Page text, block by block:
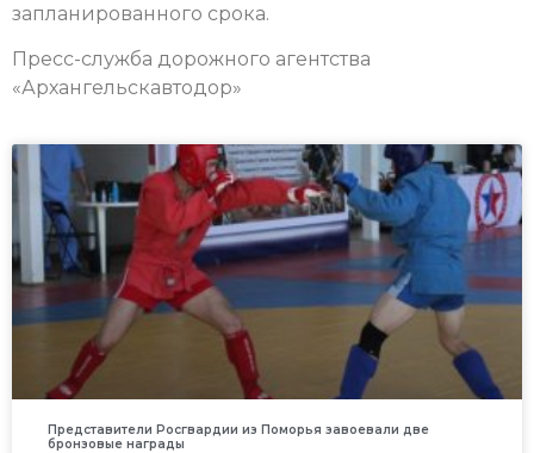
запланированного срока.
Пресс-служба дорожного агентства
«Архангельскавтодор»
Представители Росгвардии из Поморья завоевали две
бронзовые награды